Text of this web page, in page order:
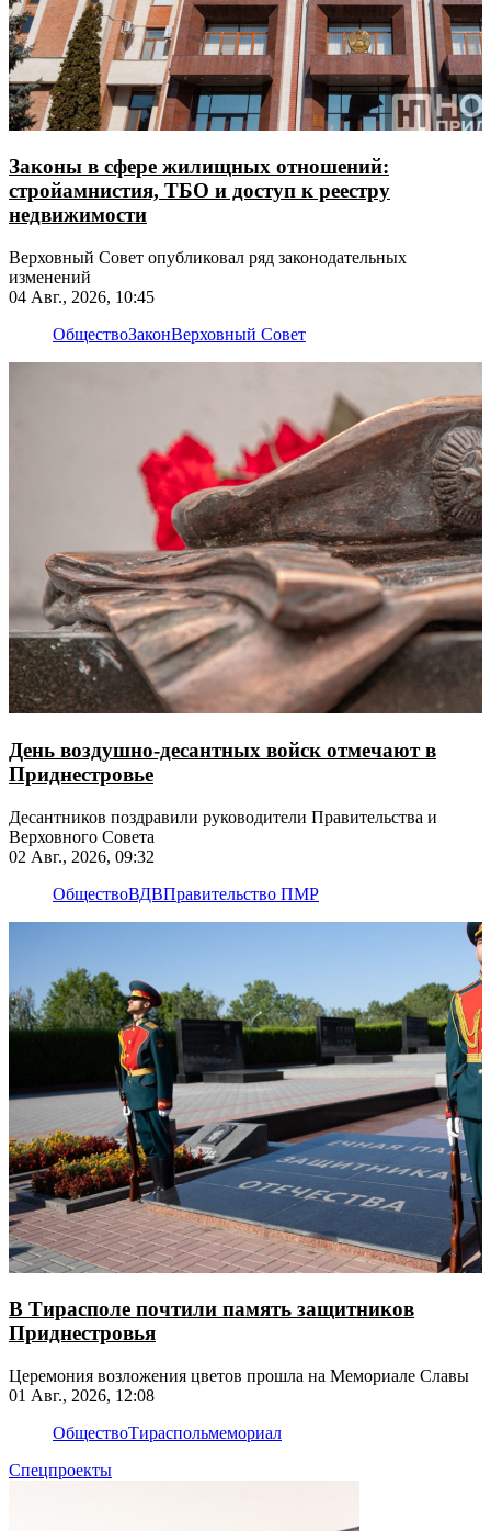
Законы в сфере жилищных отношений:
стройамнистия, ТБО и доступ к реестру
недвижимости
Верховный Совет опубликовал ряд законодательных
изменений
04 Авг., 2026, 10:45
ОбществоЗаконВерховный Совет
День воздушно-десантных войск отмечают в
Приднестровье
Десантников поздравили руководители Правительства и
Верховного Совета
02 Авг., 2026, 09:32
ОбществоВДВПравительство ПМР
В Тирасполе почтили память защитников
Приднестровья
Церемония возложения цветов прошла на Мемориале Славы
01 Авг., 2026, 12:08
ОбществоТираспольмемориал
Спецпроекты